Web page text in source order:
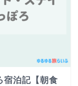
宿泊記【朝食